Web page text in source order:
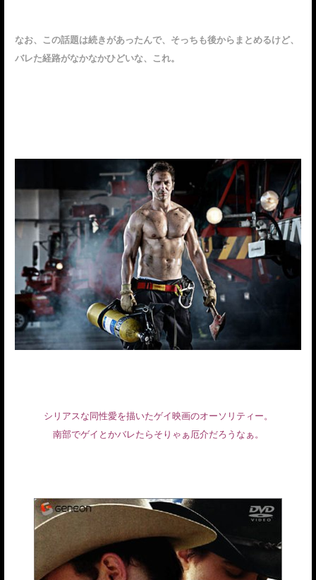
なお、この話題は続きがあったんで、そっちも後からまとめるけど、
バレた経路がなかなかひどいな、これ。
シリアスな同性愛を描いたゲイ映画のオーソリティー。
南部でゲイとかバレたらそりゃぁ厄介だろうなぁ。